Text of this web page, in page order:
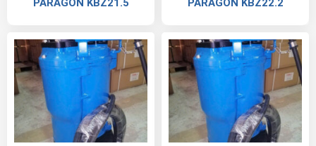
PARAGON KBZ21.5
PARAGON KBZ22.2